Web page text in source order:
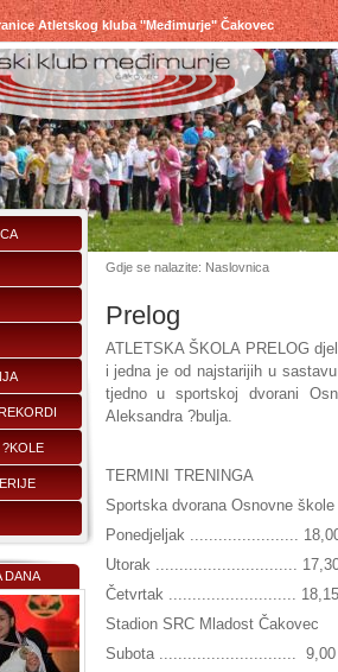
Atletskog kluba "Međimurje" Čakovec
?KOLE
DANA
Gdje se nalazite: Naslovnica
Prelog
ATLETSKA ŠKOLA PRELOG
i jedna je od najstarijih u
tjedno u sportskoj dvorani
Aleksandra ?bulja.
TERMINI TRENINGA
Sportska dvorana Osnovne škole
Ponedjeljak .......................
Utorak ..............................
Četvrtak ...........................
Stadion SRC Mladost Čakovec
Subota ............................. 9,00